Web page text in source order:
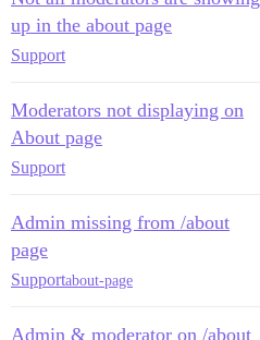
up in the about page
Support
Moderators not displaying on
About page
Support
Admin missing from /about
page
Supportabout-page
Admin & moderator on /about